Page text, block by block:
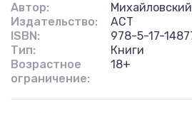
Автор:
Издательство:
АСТ
ISBN:
978-5-17-
Тип:
Книги
Возрастное
ограничение:
18+